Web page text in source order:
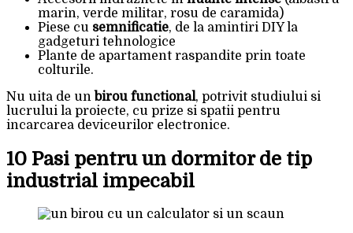
marin, verde militar, rosu de caramida)
Piese cu semnificatie, de la amintiri DIY la
gadgeturi tehnologice
Plante de apartament raspandite prin toate
colturile.
Nu uita de un birou functional, potrivit studiului si
lucrului la proiecte, cu prize si spatii pentru
incarcarea deviceurilor electronice.
10 Pasi pentru un dormitor de tip
industrial impecabil